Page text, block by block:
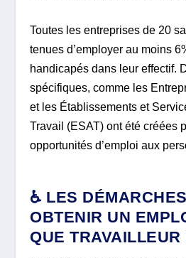
Toutes les entreprises de 20
tenues d’employer au moins
handicapés dans leur effectif.
spécifiques, comme les
et les Établissements et
Travail (ESAT) ont été créées
opportunités d’emploi aux
♿ LES
OBTENIR UN
QUE